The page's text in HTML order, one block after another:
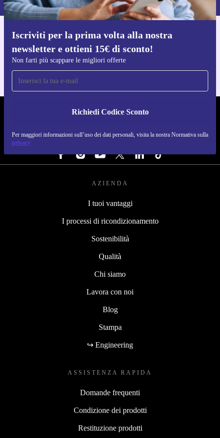
Iscriviti per la prima volta alla nostra
newsletter e ottieni 15€ di sconto!
Non farti più scappare le migliori offerte
Richiedi Codice Sconto
Per maggiori informazioni sull’uso dei dati personali, visita la nostra Normativa sulla
privacy
Scarica l'app di refurbed
Per iOS e Android
REFURBED ITALIA - RETHINK NEW.
SEGUICI SU
AZIENDA
I tuoi vantaggi
I processi di ricondizionamento
Sostenibilità
Qualità
Chi siamo
Lavora con noi
Blog
Stampa
↪ Engineering
ASSISTENZA RAPIDA
Domande frequenti
Condizione dei prodotti
Restituzione prodotti